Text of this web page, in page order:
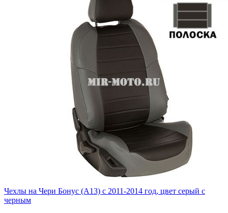
Чехлы на Чери Бонус (A13) c 2011-2014 год, цвет серый с
черным